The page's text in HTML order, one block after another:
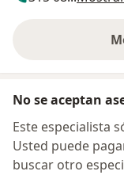
No se aceptan
Este especialista
Usted puede
buscar otro